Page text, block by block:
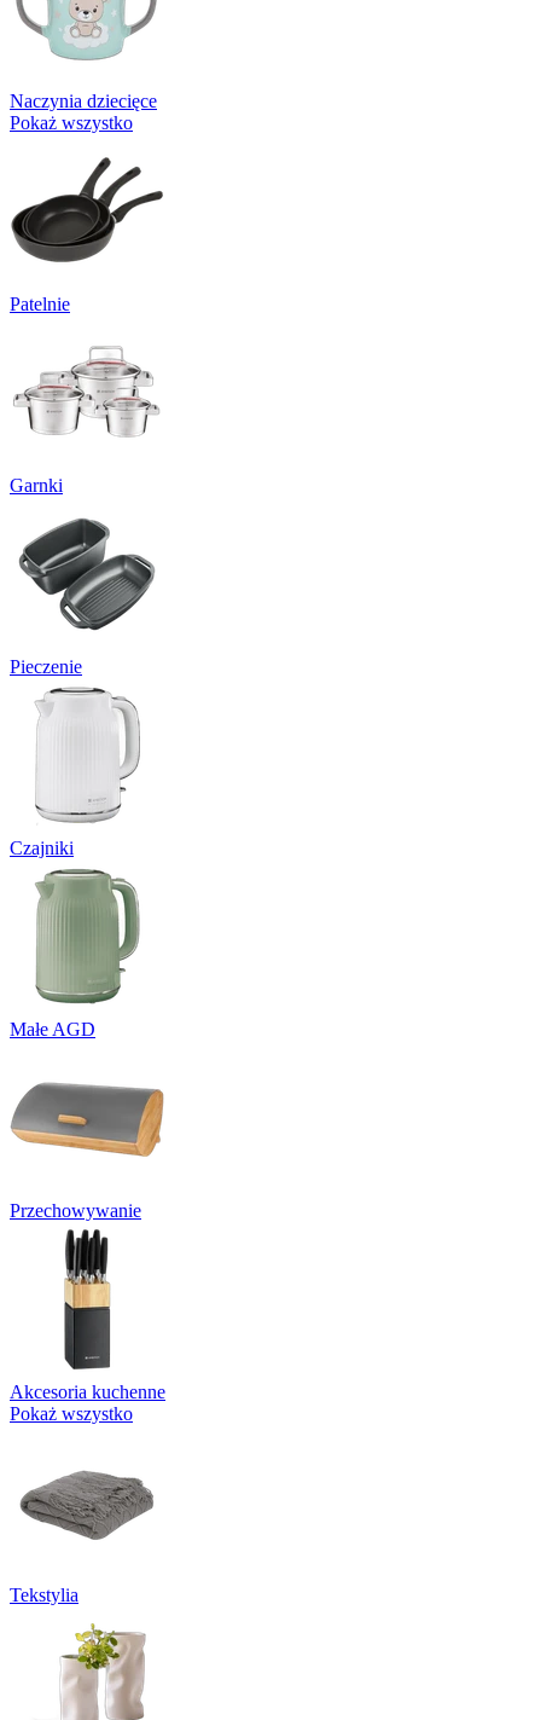
Naczynia dziecięce
Pokaż wszystko
Patelnie
Garnki
Pieczenie
Czajniki
Małe AGD
Przechowywanie
Akcesoria kuchenne
Pokaż wszystko
Tekstylia